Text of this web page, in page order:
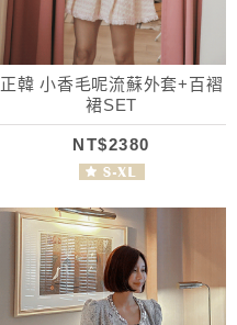
正韓 小香毛呢流蘇外套+百褶
裙SET
NT$2380